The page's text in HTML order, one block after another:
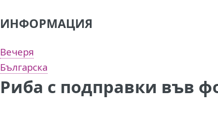
ИНФОРМАЦИЯ
Вечеря
Българска
Риба с подправки във